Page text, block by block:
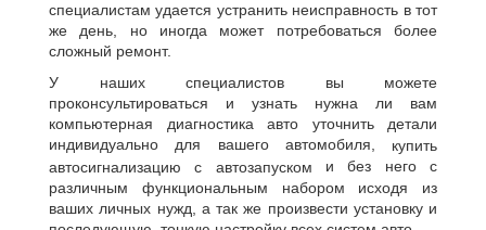
специалистам удается устранить неисправность в тот
же день, но иногда может потребоваться более
сложный ремонт.
У наших специалистов вы можете
проконсультироваться и узнать нужна ли вам
компьютерная диагностика авто уточнить детали
индивидуально для вашего автомобиля, купить
автосигнализацию с автозапуском и без него с
различным функциональным набором исходя из
ваших личных нужд, а так же произвести установку и